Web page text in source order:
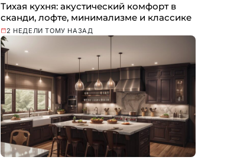
Тихая кухня: акустический комфорт в
сканди, лофте, минимализме и классике
2 НЕДЕЛИ ТОМУ НАЗАД